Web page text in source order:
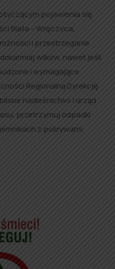
pojawienia się
Biała – Wręczyca,
i przestrzeganie
wilków, nawet jeśli
i wymagające
Regionalną Dyrekcję
nadleśnictwo i urząd
przetrzymuj odpadki
z pokrywami.